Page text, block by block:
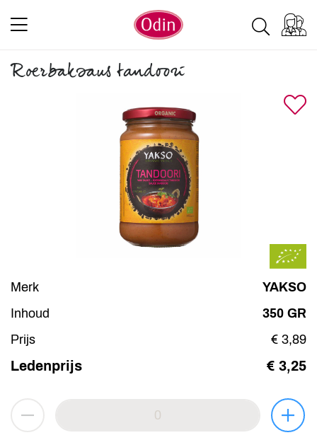
Roerbaksaus tandoori
Merk
YAKSO
Inhoud
350 GR
Prijs
€ 3,89
Ledenprijs € 3,25